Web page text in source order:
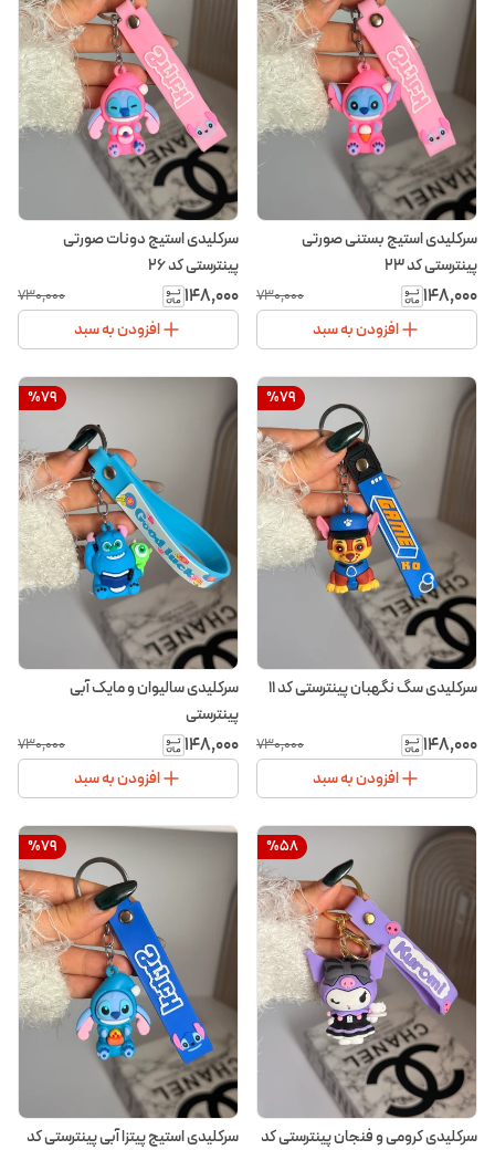
سرکلیدی استیج بستنی صورتی
پینترستی کد ۲۳
۱۴۸٬۰۰۰ ۷۳۰٬۰۰۰
افزودن به سبد
سرکلیدی استیج دونات صورتی
پینترستی کد ۲۶
۱۴۸٬۰۰۰ ۷۳۰٬۰۰۰
افزودن به سبد
%79
سرکلیدی سگ نگهبان پینترستی کد ۱۱
۱۴۸٬۰۰۰ ۷۳۰٬۰۰۰
افزودن به سبد
%79
سرکلیدی سالیوان و مایک آبی
پینترستی
۱۴۸٬۰۰۰ ۷۳۰٬۰۰۰
افزودن به سبد
%58
سرکلیدی کرومی و فنجان پینترستی کد
%79
سرکلیدی استیج پیتزا آبی پینترستی کد